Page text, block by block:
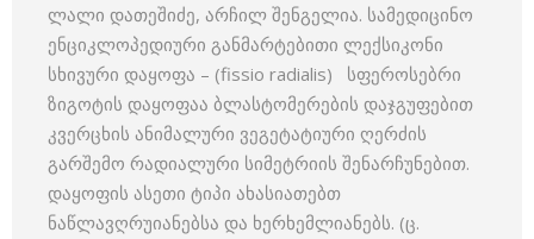
ლალი დათეშიძე, არჩილ შენგელია. სამედიცინო
ენციკლოპედიური განმარტებითი ლექსიკონი
სხივური დაყოფა – (fissio radialis) სფეროსებრი
ზიგოტის და­ყოფაა ბლასტომერების დაჯგუფებით
კვერცხის ანიმალური ვეგეტატიუ­რი ღერძის
გარშემო რადიალური სიმეტრიის შენარჩუნებით.
დაყოფის ასეთი ტიპი ახასიათებთ
ნაწლავღრუიანებსა და ხერხემლიანებს. (ც.